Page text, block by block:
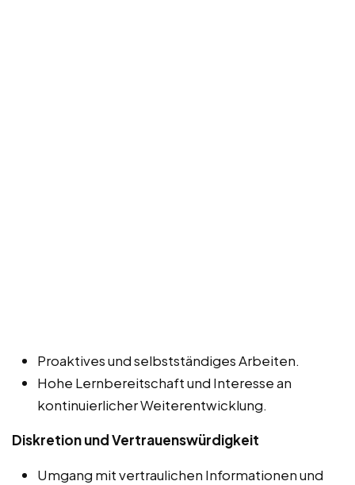
Proaktives und selbstständiges Arbeiten.
Hohe Lernbereitschaft und Interesse an
kontinuierlicher Weiterentwicklung.
Diskretion und Vertrauenswürdigkeit
Umgang mit vertraulichen Informationen und